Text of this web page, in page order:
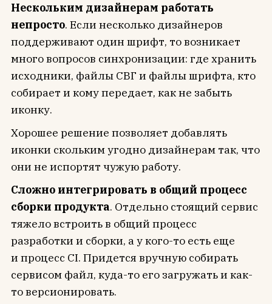
Нескольким дизайнерам работать
непросто. Если несколько дизайнеров
поддерживают один шрифт, то возникает
много вопросов синхронизации: где хранить
исходники, файлы СВГ и файлы шрифта, кто
собирает и кому передает, как не забыть
иконку.
Хорошее решение позволяет добавлять
иконки скольким угодно дизайнерам так, что
они не испортят чужую работу.
Cложно интегрировать в общий процесс
сборки продукта. Отдельно стоящий сервис
тяжело встроить в общий процесс
разработки и сборки, а у кого-то есть еще
и процесс CI. Придется вручную собирать
сервисом файл, куда-то его загружать и как-
то версионировать.